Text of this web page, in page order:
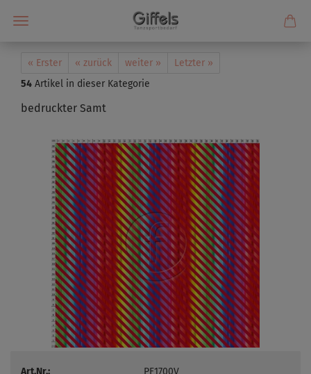
« Erster « zurück weiter »
Letzter »
54 Artikel in dieser Kategorie
bedruckter Samt
Art.Nr.:
PF1700V